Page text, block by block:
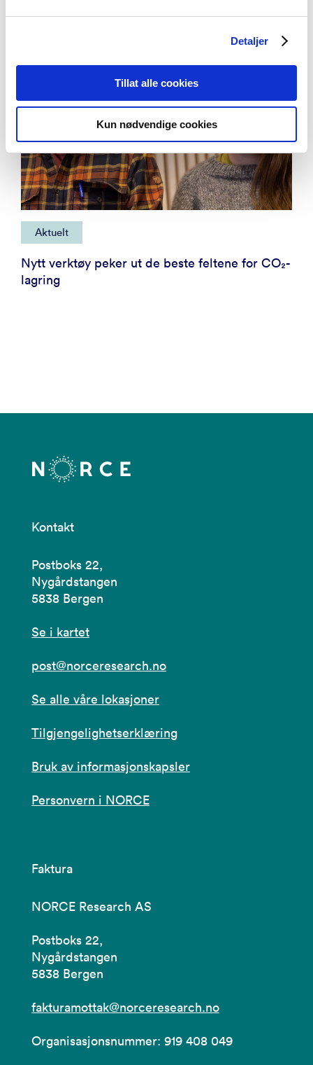
Detaljer
Tillat alle cookies
Kun nødvendige cookies
Aktuelt
Nytt verktøy peker ut de beste feltene for CO₂-
lagring
Kontakt
Postboks 22,
Nygårdstangen
5838 Bergen
Se i kartet
post@norceresearch.no
Se alle våre lokasjoner
Tilgjengelighetserklæring
Bruk av informasjonskapsler
Personvern i NORCE
Faktura
NORCE Research AS
Postboks 22,
Nygårdstangen
5838 Bergen
fakturamottak@norceresearch.no
Organisasjonsnummer: 919 408 049